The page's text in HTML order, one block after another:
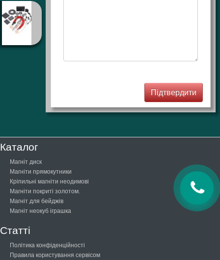
Каталог
Магніт диск
Магніти прямокутники
Кріпильні магніти неодимові
Магніти покриті золотом.
Магніт для бейджів
Магніт неокуб іграшка
Статті
Політика конфіденційності
Правила користування сервісом